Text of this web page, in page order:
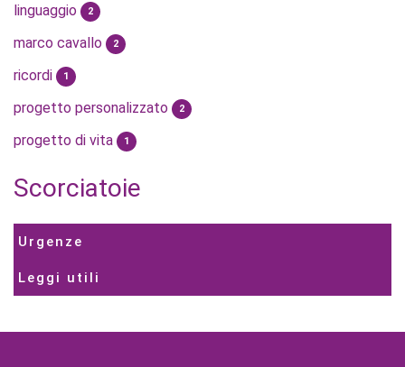
linguaggio 2
marco cavallo 2
ricordi 1
progetto personalizzato 2
progetto di vita 1
Scorciatoie
Urgenze
Leggi utili